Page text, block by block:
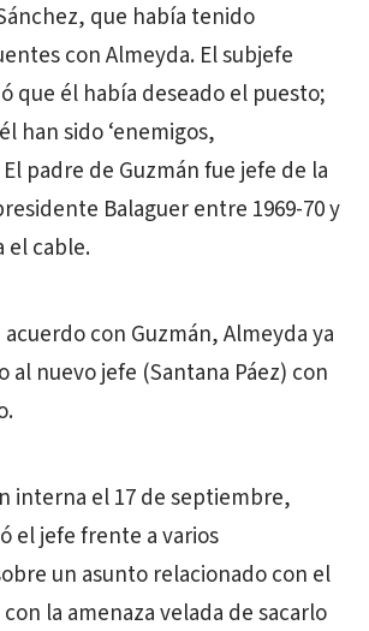
que había tenido
con Almeyda. El subjefe
que él había deseado el puesto;
han sido ‘enemigos,
padre de Guzmán fue jefe de la
Balaguer entre 1969-70 y
el cable.
con Guzmán, Almeyda ya
al nuevo jefe (Santana Páez) con
interna el 17 de septiembre,
el jefe frente a varios
un asunto relacionado con el
la amenaza velada de sacarlo